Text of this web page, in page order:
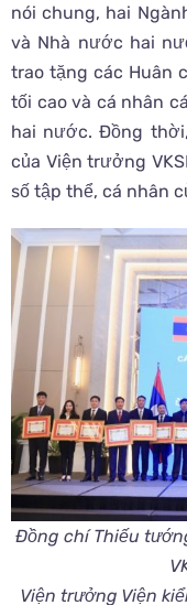
nói chung, hai
và Nhà nước hai
trao tặng các Huân
tối cao và cá nhân
hai nước. Đồng
của Viện trưởng
số tập thể, cá nhân
Đồng chí Thiếu
Viện trưởng Viện